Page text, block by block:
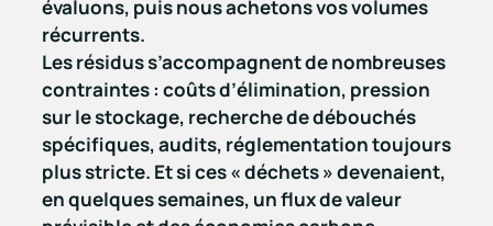
évaluons, puis nous achetons vos volumes
récurrents.
Les résidus s’accompagnent de nombreuses
contraintes : coûts d’élimination, pression
sur le stockage, recherche de débouchés
spécifiques, audits, réglementation toujours
plus stricte. Et si ces « déchets » devenaient,
en quelques semaines, un flux de valeur